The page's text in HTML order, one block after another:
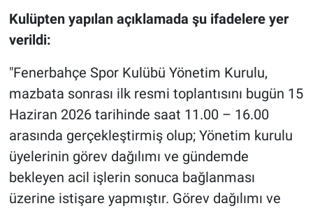
Kulüpten yapılan açıklamada şu ifadelere yer
verildi:
"Fenerbahçe Spor Kulübü Yönetim Kurulu,
mazbata sonrası ilk resmi toplantısını bugün 15
Haziran 2026 tarihinde saat 11.00 – 16.00
arasında gerçekleştirmiş olup; Yönetim kurulu
üyelerinin görev dağılımı ve gündemde
bekleyen acil işlerin sonuca bağlanması
üzerine istişare yapmıştır. Görev dağılımı ve